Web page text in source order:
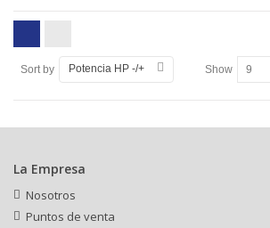
Sort by Potencia HP -/+ Show
La Empresa
Nosotros
Puntos de venta